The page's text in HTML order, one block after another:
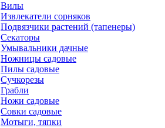
Вилы
Извлекатели сорняков
Подвязчики растений (тапенеры)
Секаторы
Умывальники дачные
Ножницы садовые
Пилы садовые
Сучкорезы
Грабли
Ножи садовые
Совки садовые
Мотыги, тяпки